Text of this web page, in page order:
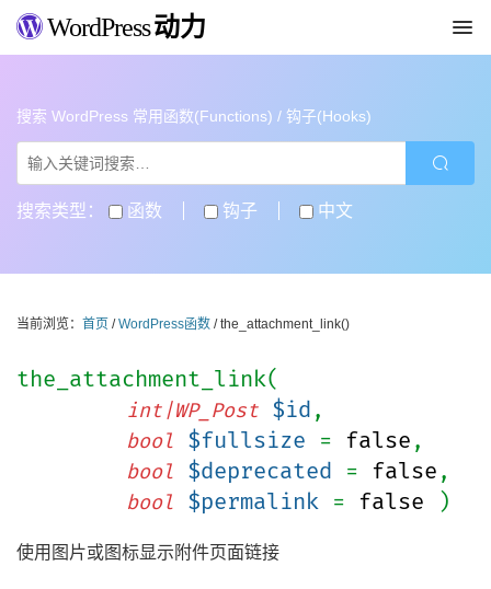
WordPress动力
搜索 WordPress 常用函数(Functions) / 钩子(Hooks)
搜索类型： 函数 钩子 中文
当前浏览： 首页 /WordPress函数 / the_attachment_link()
the_attachment_link(
int|WP_Post $id ,
bool $fullsize = false ,
bool $deprecated = false ,
bool $permalink = false )
使用图片或图标显示附件页面链接